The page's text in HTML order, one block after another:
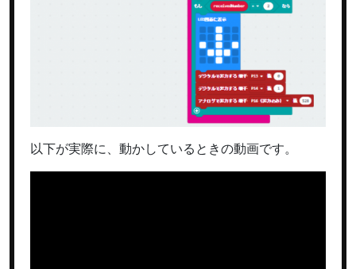
以下が実際に、動かしているときの動画です。